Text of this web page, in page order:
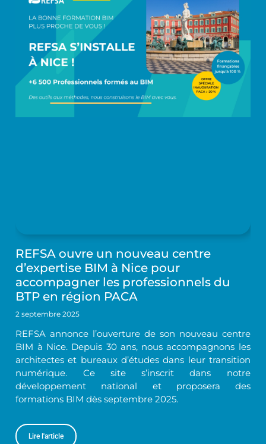
REFSA ouvre un nouveau centre
d’expertise BIM à Nice pour
accompagner les professionnels du
BTP en région PACA
2 septembre 2025
REFSA annonce l’ouverture de son nouveau centre
BIM à Nice. Depuis 30 ans, nous accompagnons les
architectes et bureaux d’études dans leur transition
numérique. Ce site s’inscrit dans notre
développement national et proposera des
formations BIM dès septembre 2025.
Lire l'article